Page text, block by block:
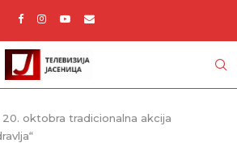
20. oktobra tradicionalna akcija